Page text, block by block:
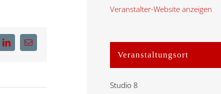
LinkedIn
E-
Veranstalter-Website anzeigen
Veranstaltungsort
Studio 8